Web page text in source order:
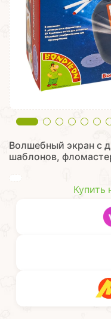
Волшебный экран с
шаблонов,
Купить